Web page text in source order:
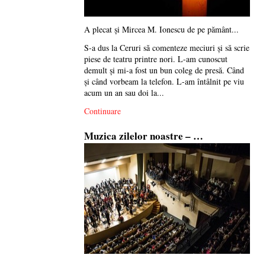
A plecat și Mircea M. Ionescu de pe pământ...
S-a dus la Ceruri să comenteze meciuri și să scrie
piese de teatru printre nori. L-am cunoscut
demult și mi-a fost un bun coleg de presă. Când
și când vorbeam la telefon. L-am întâlnit pe viu
acum un an sau doi la...
Continuare
Muzica zilelor noastre – …